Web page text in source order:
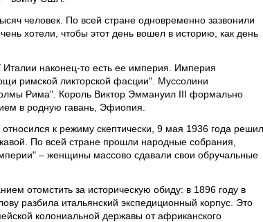
человек. По всей стране одновременно зазвонили
хотели, чтобы этот день вошел в историю, как день
наконец-то есть ее империя. Империя
римской ликторской фасции". Муссолини
Рима". Король Виктор Эммануил III формально
в родную гавань, Эфиопия.
к режиму скептически, 9 мая 1936 года
По всей стране прошли народные собрания,
– женщины массово сдавали свои обручальные
отомстить за историческую обиду: в 1896 году в
разбила итальянский экспедиционный корпус. Это
колониальной державы от африканского